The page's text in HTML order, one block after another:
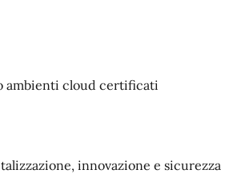
ambienti cloud certificati
innovazione e sicurezza